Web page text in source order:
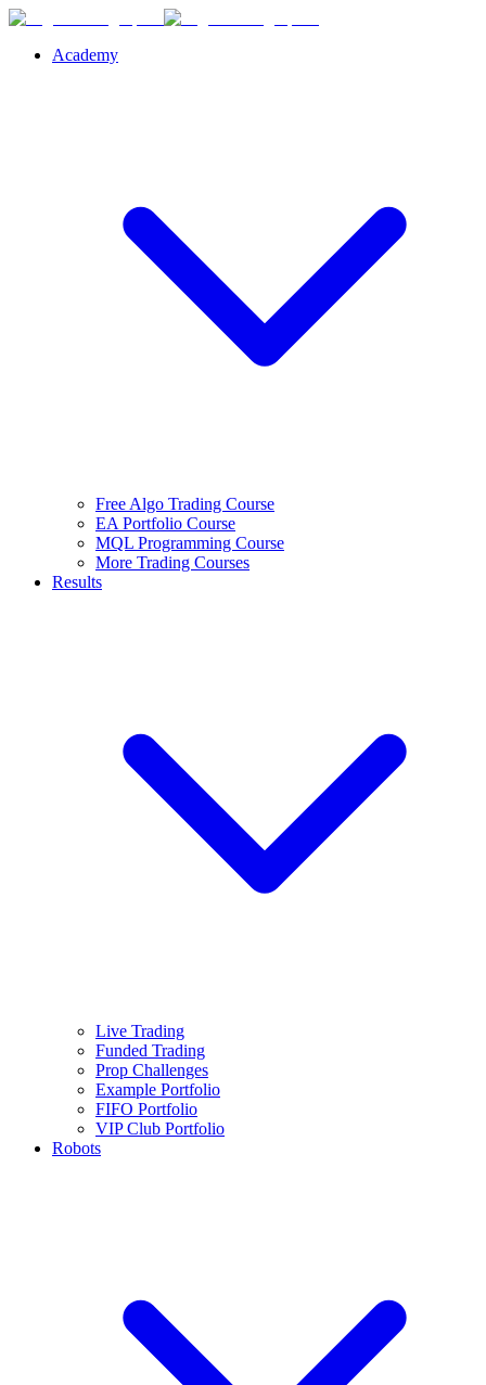
Academy
Free Algo Trading Course
EA Portfolio Course
MQL Programming Course
More Trading Courses
Results
Live Trading
Funded Trading
Prop Challenges
Example Portfolio
FIFO Portfolio
VIP Club Portfolio
Robots